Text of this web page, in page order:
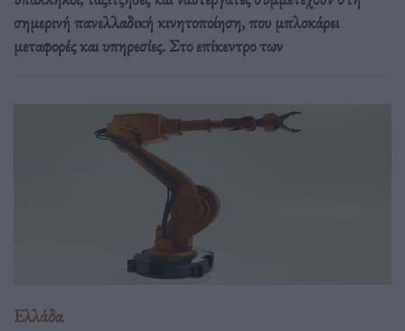
σημερινή πανελλαδική κινητοποίηση, που μπλοκάρει
μεταφορές και υπηρεσίες. Στο επίκεντρο των
Ελλάδα